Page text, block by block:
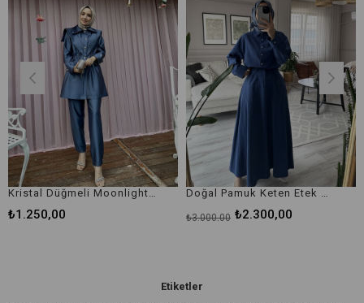
Kristal Düğmeli Moonlight İkili Saks Takım Doğal Pamuk Keten Etek Gömlek Takım İndigo
₺2.300,00
Etiketler